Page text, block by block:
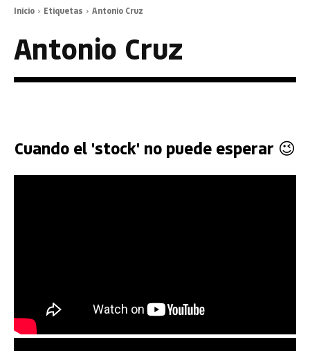
Inicio Etiquetas Antonio Cruz
Antonio Cruz
Cuando el 'stock' no puede esperar 😉